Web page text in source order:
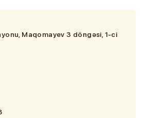
Maqomayev 3 döngəsi, 1-ci